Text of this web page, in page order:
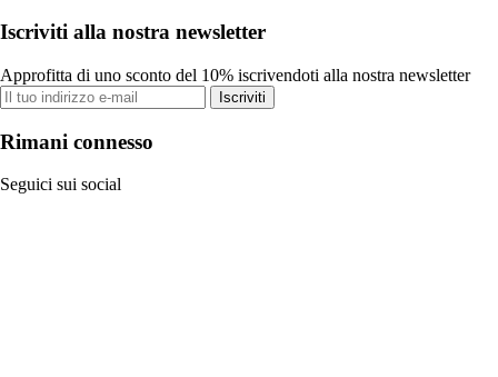
Iscriviti alla nostra newsletter
Approfitta di uno sconto del 10% iscrivendoti alla nostra newsletter
Iscriviti
Rimani connesso
Seguici sui social